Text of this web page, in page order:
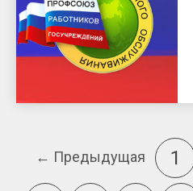
← Предыдущая 1